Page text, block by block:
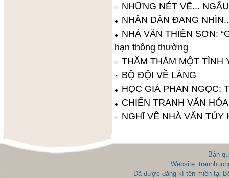
NHỮNG NÉT VẼ...
NHÂN DÂN ĐANG
NHÀ VĂN THIÊN SƠN:
hạn thông thường
THĂM THẲM MỘT TÌNH
BỘ ĐỘI VỀ LÀNG
HỌC GIẢ PHAN NGỌC:
CHIẾN TRANH VĂN
NGHĨ VỀ NHÀ VĂN TÚY
Bản
Website:
Đã được đăng kí tên miền tại